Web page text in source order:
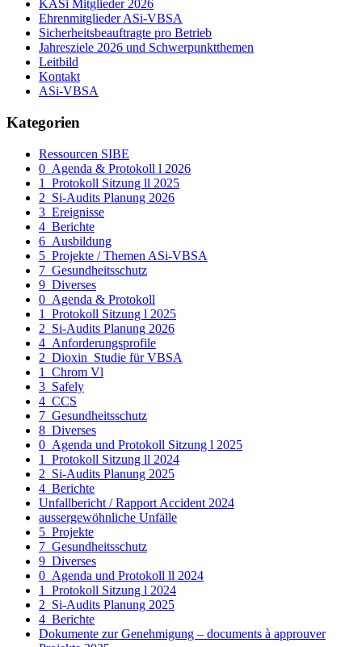
KASi Mitglieder 2026
Ehrenmitglieder ASi-VBSA
Sicherheitsbeauftragte pro Betrieb
Jahresziele 2026 und Schwerpunktthemen
Leitbild
Kontakt
ASi-VBSA
Kategorien
Ressourcen SIBE
0_Agenda & Protokoll l 2026
1_Protokoll Sitzung ll 2025
2_Si-Audits Planung 2026
3_Ereignisse
4_Berichte
6_Ausbildung
5_Projekte / Themen ASi-VBSA
7_Gesundheitsschutz
9_Diverses
0_Agenda & Protokoll
1_Protokoll Sitzung l 2025
2_Si-Audits Planung 2026
4_Anforderungsprofile
2_Dioxin_Studie für VBSA
1_Chrom Vl
3_Safely
4_CCS
7_Gesundheitsschutz
8_Diverses
0_Agenda und Protokoll Sitzung l 2025
1_Protokoll Sitzung ll 2024
2_Si-Audits Planung 2025
4_Berichte
Unfallbericht / Rapport Accident 2024
aussergewöhnliche Unfälle
5_Projekte
7_Gesundheitsschutz
9_Diverses
0_Agenda und Protokoll ll 2024
1_Protokoll Sitzung l 2024
2_Si-Audits Planung 2025
4_Berichte
Dokumente zur Genehmigung – documents à approuver